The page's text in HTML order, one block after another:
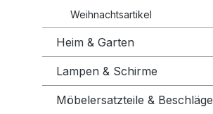
Weihnachtsartikel
Heim & Garten
Lampen & Schirme
Möbelersatzteile & Beschläge